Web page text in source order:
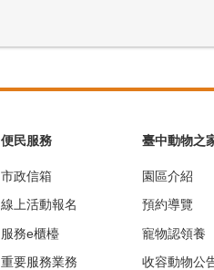
便民服務
市政信箱
線上活動報名
服務e櫃檯
重要服務業務
臺中動物之
園區介紹
預約導覽
寵物認領養
收容動物公